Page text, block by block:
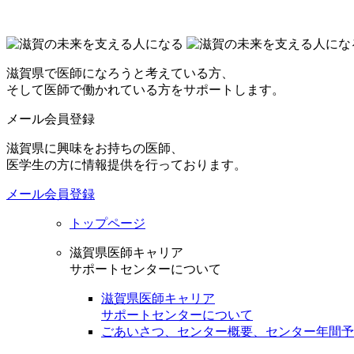
滋賀県で医師になろうと考えている方、
そして医師で働かれている方をサポートします。
メール会員登録
滋賀県に興味をお持ちの医師、
医学生の方に情報提供を行っております。
メール会員登録
トップページ
滋賀県医師キャリア
サポートセンターについて
滋賀県医師キャリア
サポートセンターについて
ごあいさつ、センター概要、センター年間